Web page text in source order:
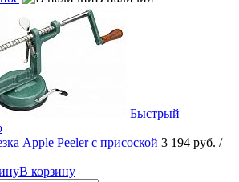
Быстрый
Apple Peeler с присоской 3 194 руб. /
В корзину